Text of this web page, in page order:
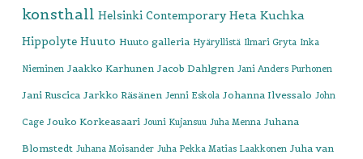
konsthall Helsinki Contemporary Heta Kuchka
Hippolyte Huuto Huuto galleria Hyäryllistä Ilmari Gryta Inka
Nieminen Jaakko Karhunen Jacob Dahlgren Jani Anders Purhonen
Jani Ruscica Jarkko Räsänen Jenni Eskola Johanna Ilvessalo John
Cage Jouko Korkeasaari Jouni Kujansuu Juha Menna Juhana
Blomstedt Juhana Moisander Juha Pekka Matias Laakkonen Juha van